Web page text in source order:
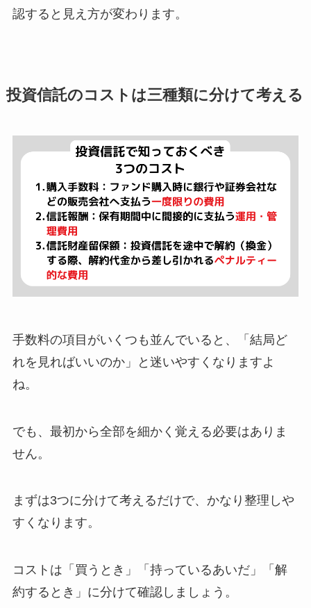
認すると見え方が変わります。
投資信託のコストは三種類に分けて考える
手数料の項目がいくつも並んでいると、「結局ど
れを見ればいいのか」と迷いやすくなりますよ
ね。
でも、最初から全部を細かく覚える必要はありま
せん。
まずは3つに分けて考えるだけで、かなり整理しや
すくなります。
コストは「買うとき」「持っているあいだ」「解
約するとき」に分けて確認しましょう。